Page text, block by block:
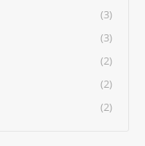
(3)
(3)
(2)
(2)
(2)